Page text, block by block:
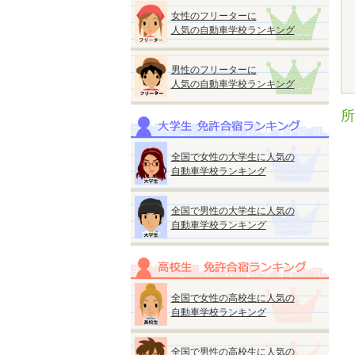
女性のフリーターに
人気の自動車学校ランキング
男性のフリーターに
人気の自動車学校ランキング
全国で女性の大学生に人気の
自動車学校ランキング
全国で男性の大学生に人気の
自動車学校ランキング
全国で女性の高校生に人気の
自動車学校ランキング
全国で男性の高校生に人気の